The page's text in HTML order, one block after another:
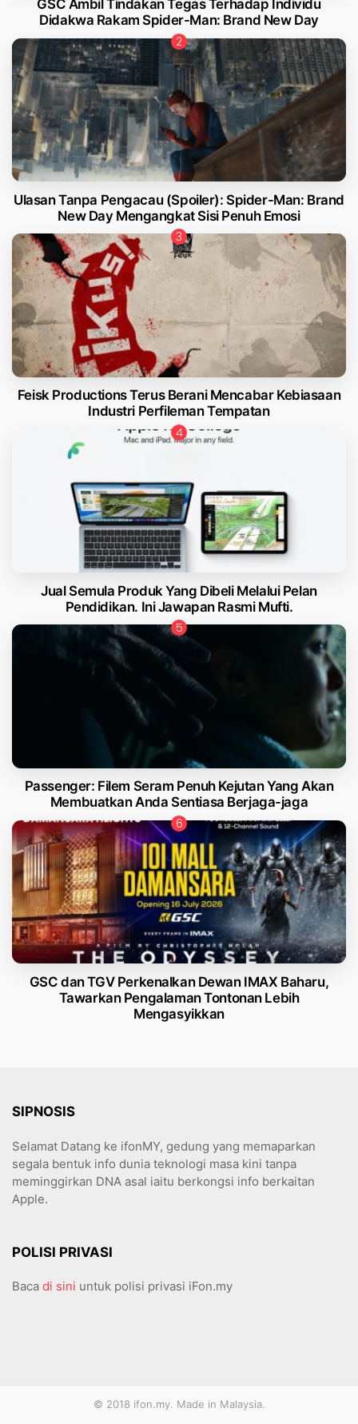
GSC Ambil Tindakan Tegas Terhadap Individu
Didakwa Rakam Spider-Man: Brand New Day
Ulasan Tanpa Pengacau (Spoiler): Spider-Man: Brand
New Day Mengangkat Sisi Penuh Emosi
Feisk Productions Terus Berani Mencabar Kebiasaan
Industri Perfileman Tempatan
Jual Semula Produk Yang Dibeli Melalui Pelan
Pendidikan. Ini Jawapan Rasmi Mufti.
Passenger: Filem Seram Penuh Kejutan Yang Akan
Membuatkan Anda Sentiasa Berjaga-jaga
GSC dan TGV Perkenalkan Dewan IMAX Baharu,
Tawarkan Pengalaman Tontonan Lebih
Mengasyikkan
SIPNOSIS
Selamat Datang ke ifonMY, gedung yang memaparkan
segala bentuk info dunia teknologi masa kini tanpa
meminggirkan DNA asal iaitu berkongsi info berkaitan
Apple.
POLISI PRIVASI
Baca di sini untuk polisi privasi iFon.my
© 2018 ifon.my. Made in Malaysia.